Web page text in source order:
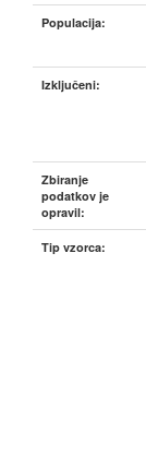
Populacija:
Izključeni:
Zbiranje
podatkov je
opravil:
Tip vzorca: